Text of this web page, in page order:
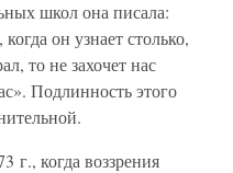
школ она писала:
он узнает столько,
то не захочет нас
Подлинность этого
г., когда воззрения